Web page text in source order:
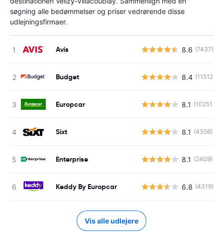
søgning alle bedømmelser og priser vedrørende disse
udlejningsfirmaer.
Avis 8.6 (7437)
Budget 8.4 (11512)
Europcar 8.1 (10251)
Sixt 8.1 (4356)
Enterprise 8.1 (2409)
Keddy By Europcar 6.8 (4319)
Vis alle udlejere